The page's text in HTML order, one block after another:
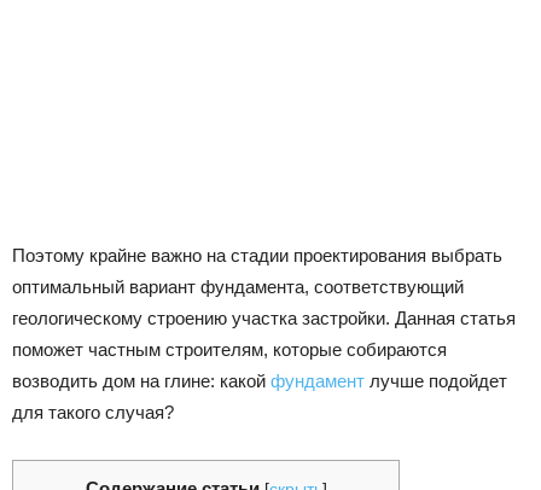
Поэтому крайне важно на стадии проектирования выбрать
оптимальный вариант фундамента, соответствующий
геологическому строению участка застройки. Данная статья
поможет частным строителям, которые собираются
возводить дом на глине: какой фундамент лучше подойдет
для такого случая?